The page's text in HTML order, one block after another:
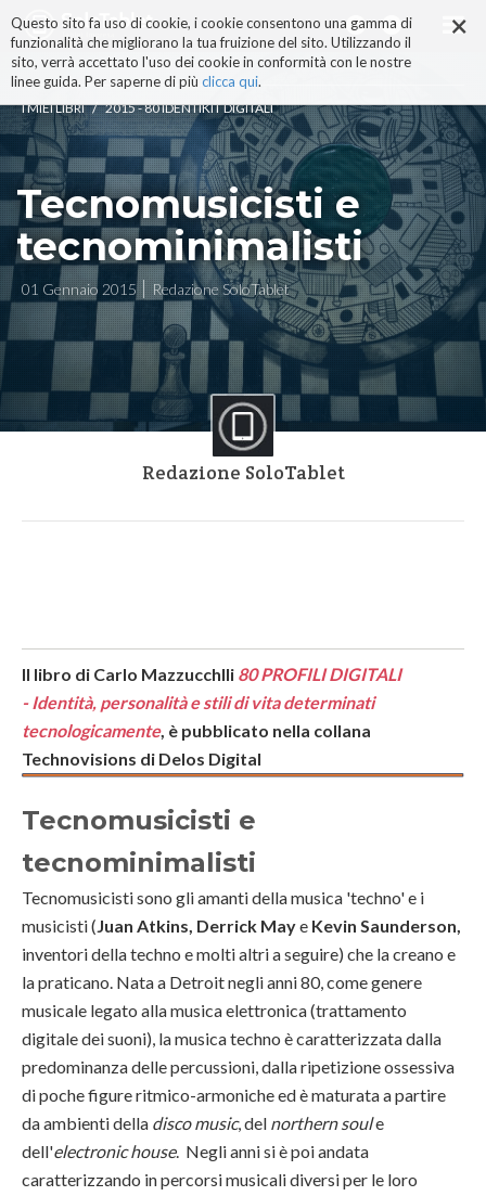
×
Questo sito fa uso di cookie, i cookie consentono una gamma di
funzionalità che migliorano la tua fruizione del sito. Utilizzando il
sito, verrà accettato l'uso dei cookie in conformità con le nostre
linee guida. Per saperne di più clicca qui.
ai
contenuti.
|
alla
navigazione
I MIEI LIBRI / 2015 - 80 IDENTIKIT DIGITALI
Tecnomusicisti e
tecnominimalisti
01 Gennaio 2015 Redazione SoloTablet
Redazione SoloTablet
Il libro di Carlo Mazzucchlli 80 PROFILI DIGITALI
- Identità, personalità e stili di vita determinati
tecnologicamente, è pubblicato nella collana
Technovisions di Delos Digital
Tecnomusicisti e
tecnominimalisti
Tecnomusicisti sono gli amanti della musica 'techno' e i
musicisti (Juan Atkins, Derrick Maye Kevin Saunderson,
inventori della techno e molti altri a seguire) che la creano e
la praticano. Nata a Detroit negli anni 80, come genere
musicale legato alla musica elettronica (trattamento
digitale dei suoni), la musica techno è caratterizzata dalla
predominanza delle percussioni, dalla ripetizione ossessiva
di poche figure ritmico-armoniche ed è maturata a partire
da ambienti della disco music, del northern soule
dell'electronic house. Negli anni si è poi andata
caratterizzando in percorsi musicali diversi per le loro